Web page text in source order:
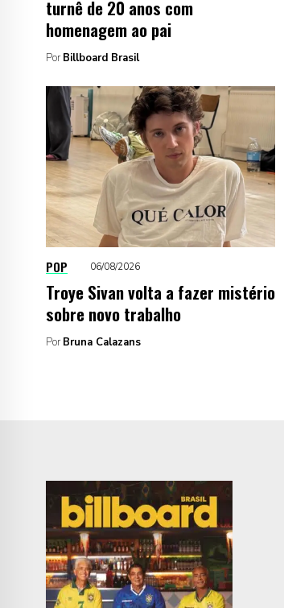
turnê de 20 anos com
homenagem ao pai
Por Billboard Brasil
POP 06/08/2026
Troye Sivan volta a fazer mistério
sobre novo trabalho
Por Bruna Calazans